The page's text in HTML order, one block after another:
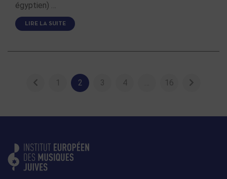
égyptien) …
LIRE LA SUITE
1 2 3 4 16